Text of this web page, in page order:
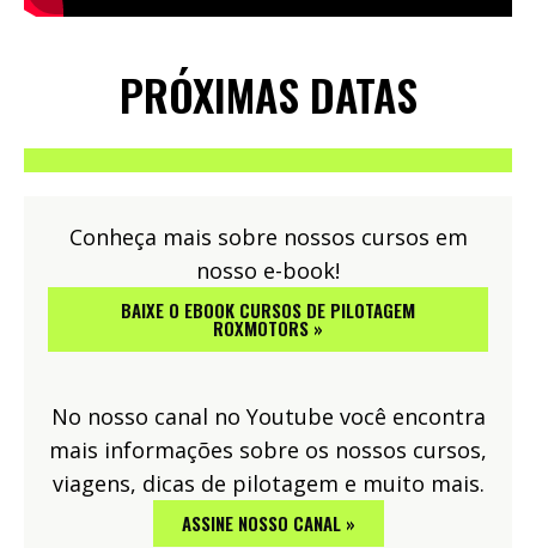
PRÓXIMAS DATAS
Conheça mais sobre nossos cursos em
nosso e-book!
BAIXE O EBOOK CURSOS DE PILOTAGEM
ROXMOTORS »
No nosso canal no Youtube você encontra
mais informações sobre os nossos cursos,
viagens, dicas de pilotagem e muito mais.
ASSINE NOSSO CANAL »